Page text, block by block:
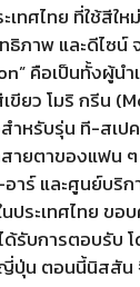
ทศไทย ที่ใช้สีใ
ภาพ และดีไซ
คือเป็นทั้งผู้น
ยว โมริ กรีน
รับรุ่น ที-สเปค
ายตาของแฟน
าร์ และศูนย์บริ
ประเทศไทย ข
รับการตอบรับ
ญี่ปุ่น ตอนนี้นิสสั